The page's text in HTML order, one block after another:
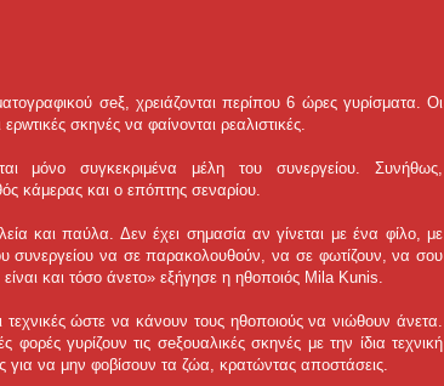
σeξ, χρειάζονται περίπου 6 ώρες γυρίσματα. Οι
σκηνές να φαίνονται ρεαλιστικές.
μόνο συγκεκριμένα μέλη του συνεργείου. Συνήθως,
κάμερας και ο επόπτης σεναρίου.
και παύλα. Δεν έχει σημασία αν γίνεται με ένα φίλο, με
συνεργείου να σε παρακολουθούν, να σε φωτίζουν, να σου
και τόσο άνετο» εξήγησε η ηθοποιός Mila Kunis.
τεχνικές ώστε να κάνουν τους ηθοποιούς να νιώθουν άνετα.
γυρίζουν τις σeξουαλικές σκηνές με την ίδια τεχνική
για να μην φοβίσουν τα ζώα, κρατώντας αποστάσεις.